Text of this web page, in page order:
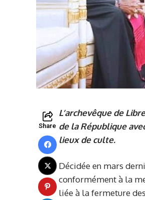
Share
L’archevêque de
de la République
lieux de culte.
Décidée en mars
conformément à la
liée à la fermeture